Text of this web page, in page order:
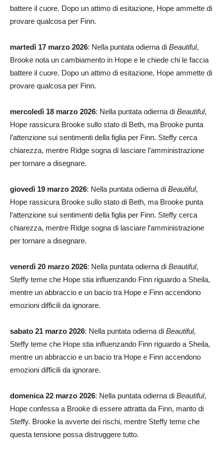
battere il cuore. Dopo un attimo di esitazione, Hope ammette di
provare qualcosa per Finn.
martedì 17 marzo 2026: Nella puntata odierna di Beautiful,
Brooke nota un cambiamento in Hope e le chiede chi le faccia
battere il cuore. Dopo un attimo di esitazione, Hope ammette di
provare qualcosa per Finn.
mercoledì 18 marzo 2026: Nella puntata odierna di Beautiful,
Hope rassicura Brooke sullo stato di Beth, ma Brooke punta
l’attenzione sui sentimenti della figlia per Finn. Steffy cerca
chiarezza, mentre Ridge sogna di lasciare l’amministrazione
per tornare a disegnare.
giovedì 19 marzo 2026: Nella puntata odierna di Beautiful,
Hope rassicura Brooke sullo stato di Beth, ma Brooke punta
l’attenzione sui sentimenti della figlia per Finn. Steffy cerca
chiarezza, mentre Ridge sogna di lasciare l’amministrazione
per tornare a disegnare.
venerdì 20 marzo 2026: Nella puntata odierna di Beautiful,
Steffy teme che Hope stia influenzando Finn riguardo a Sheila,
mentre un abbraccio e un bacio tra Hope e Finn accendono
emozioni difficili da ignorare.
sabato 21 marzo 2026: Nella puntata odierna di Beautiful,
Steffy teme che Hope stia influenzando Finn riguardo a Sheila,
mentre un abbraccio e un bacio tra Hope e Finn accendono
emozioni difficili da ignorare.
domenica 22 marzo 2026: Nella puntata odierna di Beautiful,
Hope confessa a Brooke di essere attratta da Finn, marito di
Steffy. Brooke la avverte dei rischi, mentre Steffy teme che
questa tensione possa distruggere tutto.